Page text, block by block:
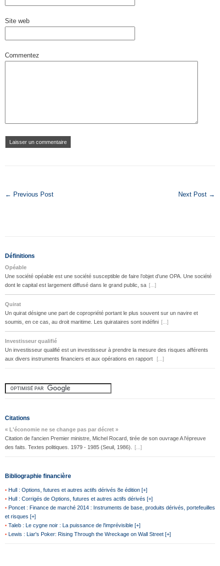
Site web
Commentez
← Previous Post Next Post →
Définitions
Opéable
Une société opéable est une société susceptible de faire l’objet d’une OPA. Une société
dont le capital est largement diffusé dans le grand public, sa [...]
Quirat
Un quirat désigne une part de copropriété portant le plus souvent sur un navire et
soumis, en ce cas, au droit maritime. Les quirataires sont indéfini [...]
Investisseur qualifié
Un investisseur qualifié est un investisseur à prendre la mesure des risques afférents
aux divers instruments financiers et aux opérations en rapport
[...]
Citations
« L'économie ne se change pas par décret »
Citation de l'ancien Premier ministre, Michel Rocard, tirée de son ouvrage A l'épreuve
des faits. Textes politiques. 1979 - 1985 (Seuil, 1986).
[...]
Bibliographie financière
• Hull : Options, futures et autres actifs dérivés 8e édition [+]
• Hull : Corrigés de Options, futures et autres actifs dérivés [+]
• Poncet : Finance de marché 2014 : Instruments de base, produits dérivés, portefeuilles
et risques [+]
• Taleb : Le cygne noir : La puissance de l'imprévisible [+]
• Lewis : Liar's Poker: Rising Through the Wreckage on Wall Street [+]